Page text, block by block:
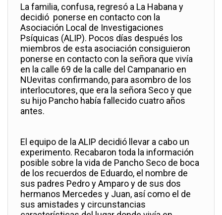
La familia, confusa, regresó a La Habana y
decidió ponerse en contacto con la
Asociación Local de Investigaciones
Psíquicas (ALIP). Pocos días después los
miembros de esta asociación consiguieron
ponerse en contacto con la señora que vivía
en la calle 69 de la calle del Campanario en
NUevitas confirmando, para asombro de los
interlocutores, que era la señora Seco y que
su hijo Pancho había fallecido cuatro años
antes.
El equipo de la ALIP decidió llevar a cabo un
experimento. Recabaron toda la información
posible sobre la vida de Pancho Seco de boca
de los recuerdos de Eduardo, el nombre de
sus padres Pedro y Amparo y de sus dos
hermanos Mercedes y Juan, así como el de
sus amistades y circunstancias